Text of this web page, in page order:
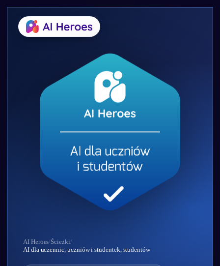
AI Heroes/Ścieżki/
AI dla uczennic, uczniów i studentek, studentów